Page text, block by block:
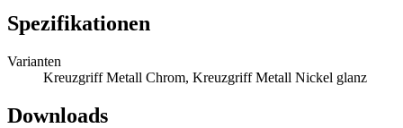
Spezifikationen
Varianten
Kreuzgriff Metall Chrom, Kreuzgriff Metall Nickel glanz
Downloads